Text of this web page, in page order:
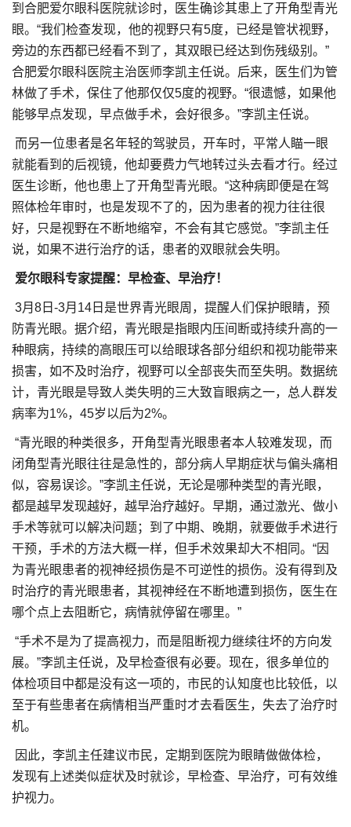
到合肥爱尔眼科医院就诊时，医生确诊其患上了开角型青光
眼。“我们检查发现，他的视野只有5度，已经是管状视野，
旁边的东西都已经看不到了，其双眼已经达到伤残级别。”
合肥爱尔眼科医院主治医师李凯主任说。后来，医生们为管
林做了手术，保住了他那仅仅5度的视野。“很遗憾，如果他
能够早点发现，早点做手术，会好很多。”李凯主任说。
而另一位患者是名年轻的驾驶员，开车时，平常人瞄一眼
就能看到的后视镜，他却要费力气地转过头去看才行。经过
医生诊断，他也患上了开角型青光眼。“这种病即便是在驾
照体检年审时，也是发现不了的，因为患者的视力往往很
好，只是视野在不断地缩窄，不会有其它感觉。”李凯主任
说，如果不进行治疗的话，患者的双眼就会失明。
爱尔眼科专家提醒：早检查、早治疗！
3月8日-3月14日是世界青光眼周，提醒人们保护眼睛，预
防青光眼。据介绍，青光眼是指眼内压间断或持续升高的一
种眼病，持续的高眼压可以给眼球各部分组织和视功能带来
损害，如不及时治疗，视野可以全部丧失而至失明。数据统
计，青光眼是导致人类失明的三大致盲眼病之一，总人群发
病率为1%，45岁以后为2%。
“青光眼的种类很多，开角型青光眼患者本人较难发现，而
闭角型青光眼往往是急性的，部分病人早期症状与偏头痛相
似，容易误诊。”李凯主任说，无论是哪种类型的青光眼，
都是越早发现越好，越早治疗越好。早期，通过激光、做小
手术等就可以解决问题；到了中期、晚期，就要做手术进行
干预，手术的方法大概一样，但手术效果却大不相同。“因
为青光眼患者的视神经损伤是不可逆性的损伤。没有得到及
时治疗的青光眼患者，其视神经在不断地遭到损伤，医生在
哪个点上去阻断它，病情就停留在哪里。”
“手术不是为了提高视力，而是阻断视力继续往坏的方向发
展。”李凯主任说，及早检查很有必要。现在，很多单位的
体检项目中都是没有这一项的，市民的认知度也比较低，以
至于有些患者在病情相当严重时才去看医生，失去了治疗时
机。
因此，李凯主任建议市民，定期到医院为眼睛做做体检，
发现有上述类似症状及时就诊，早检查、早治疗，可有效维
护视力。